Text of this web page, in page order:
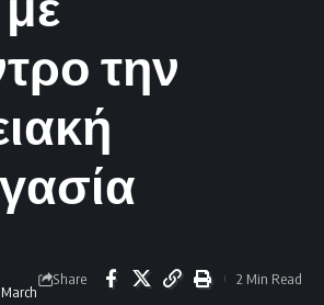
την
Share 2 Min Read